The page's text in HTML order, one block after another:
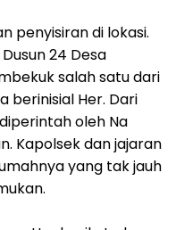
penyisiran di lokasi.
24 Desa
salah satu dari
Her. Dari
oleh Na
Kapolsek dan jajaran
yang tak jauh